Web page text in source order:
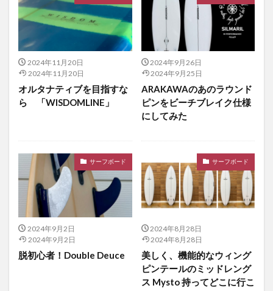
2024年11月20日
2024年11月20日
オルタナティブを目指すな
ら 「WISDOMLINE」
2024年9月26日
2024年9月25日
ARAKAWAのあのラウンド
ピンをビーチブレイク仕様
にしてみた
サーフボード
2024年9月2日
2024年9月2日
脱初心者！Double Deuce
サーフボード
2024年8月28日
2024年8月28日
美しく、機能的なウィング
ピンテールのミッドレング
ス Mysto 持ってどこに行こ